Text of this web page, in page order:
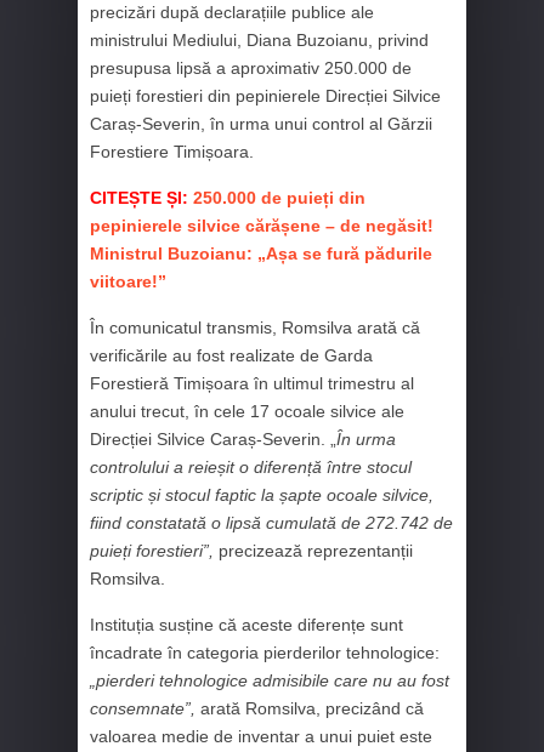
precizări după declarațiile publice ale
ministrului Mediului, Diana Buzoianu, privind
presupusa lipsă a aproximativ 250.000 de
puieți forestieri din pepinierele Direcției Silvice
Caraș-Severin, în urma unui control al Gărzii
Forestiere Timișoara.
CITEȘTE ȘI: 250.000 de puieți din
pepinierele silvice cărășene – de negăsit!
Ministrul Buzoianu: „Așa se fură pădurile
viitoare!”
În comunicatul transmis, Romsilva arată că
verificările au fost realizate de Garda
Forestieră Timișoara în ultimul trimestru al
anului trecut, în cele 17 ocoale silvice ale
Direcției Silvice Caraș-Severin. „ În urma
controlului a reieșit o diferență între stocul
scriptic și stocul faptic la șapte ocoale silvice,
fiind constatată o lipsă cumulată de 272.742 de
puieți forestieri”, precizează reprezentanții
Romsilva.
Instituția susține că aceste diferențe sunt
încadrate în categoria pierderilor tehnologice:
„pierderi tehnologice admisibile care nu au fost
consemnate”, arată Romsilva, precizând că
valoarea medie de inventar a unui puiet este